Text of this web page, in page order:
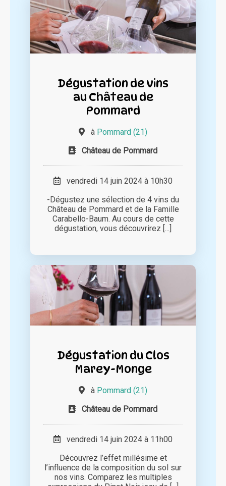
Dégustation de vins
au Château de
Pommard
à Pommard (21)
Château de Pommard
vendredi 14 juin 2024 à 10h30
-Dégustez une sélection de 4 vins du
Château de Pommard et de la Famille
Carabello-Baum. Au cours de cette
dégustation, vous découvrirez [...]
Dégustation du Clos
Marey-Monge
à Pommard (21)
Château de Pommard
vendredi 14 juin 2024 à 11h00
Découvrez l’effet millésime et
l’influence de la composition du sol sur
nos vins. Comparez les multiples